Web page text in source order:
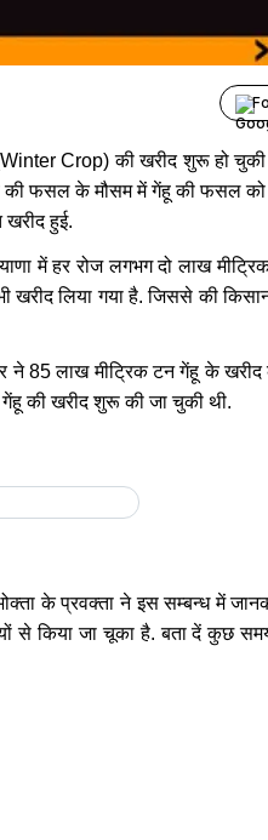
Crop) की खरीद शुरू हो
की फसल के मौसम में गेंहू की फसल
हुई.
में हर रोज लगभग दो लाख
लिया गया है. जिससे की
ने 85 लाख मीट्रिक टन गेंहू के खरीद
की खरीद शुरू की जा चुकी थी.
के प्रवक्ता ने इस सम्बन्ध में
से किया जा चूका है. बता दें कुछ